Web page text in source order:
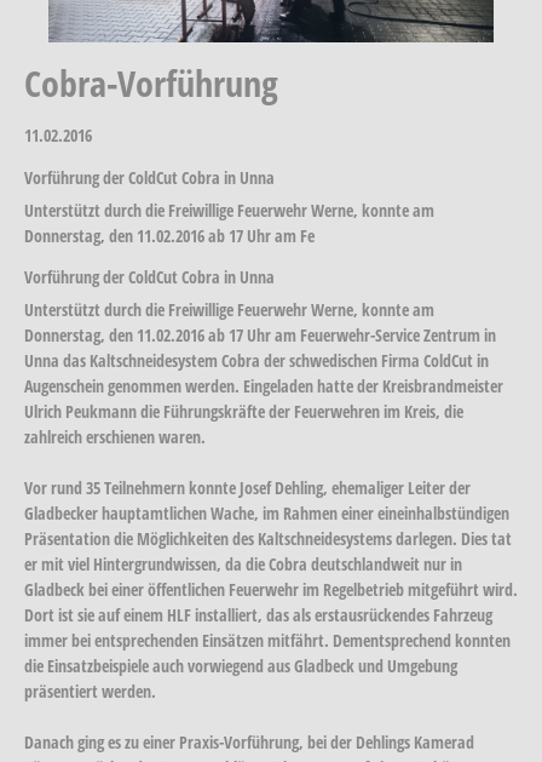
Cobra-Vorführung
11.02.2016
Vorführung der ColdCut Cobra in Unna
Unterstützt durch die Freiwillige Feuerwehr Werne, konnte am
Donnerstag, den 11.02.2016 ab 17 Uhr am Fe
Vorführung der ColdCut Cobra in Unna
Unterstützt durch die Freiwillige Feuerwehr Werne, konnte am
Donnerstag, den 11.02.2016 ab 17 Uhr am Feuerwehr-Service Zentrum in
Unna das Kaltschneidesystem Cobra der schwedischen Firma ColdCut in
Augenschein genommen werden. Eingeladen hatte der Kreisbrandmeister
Ulrich Peukmann die Führungskräfte der Feuerwehren im Kreis, die
zahlreich erschienen waren.
Vor rund 35 Teilnehmern konnte Josef Dehling, ehemaliger Leiter der
Gladbecker hauptamtlichen Wache, im Rahmen einer eineinhalbstündigen
Präsentation die Möglichkeiten des Kaltschneidesystems darlegen. Dies tat
er mit viel Hintergrundwissen, da die Cobra deutschlandweit nur in
Gladbeck bei einer öffentlichen Feuerwehr im Regelbetrieb mitgeführt wird.
Dort ist sie auf einem HLF installiert, das als erstausrückendes Fahrzeug
immer bei entsprechenden Einsätzen mitfährt. Dementsprechend konnten
die Einsatzbeispiele auch vorwiegend aus Gladbeck und Umgebung
präsentiert werden.
Danach ging es zu einer Praxis-Vorführung, bei der Dehlings Kamerad